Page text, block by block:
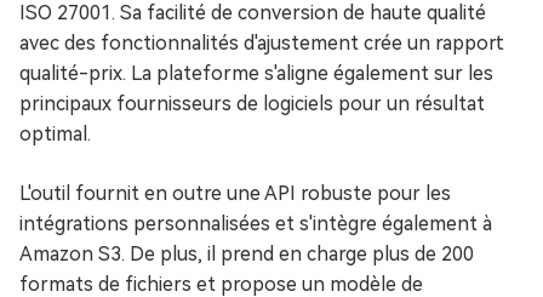
ISO 27001. Sa facilité de conversion de haute qualité
avec des fonctionnalités d'ajustement crée un rapport
qualité-prix. La plateforme s'aligne également sur les
principaux fournisseurs de logiciels pour un résultat
optimal.
L'outil fournit en outre une API robuste pour les
intégrations personnalisées et s'intègre également à
Amazon S3. De plus, il prend en charge plus de 200
formats de fichiers et propose un modèle de